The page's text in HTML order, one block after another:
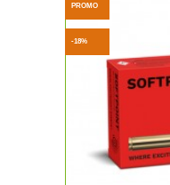
PROMO
-18%